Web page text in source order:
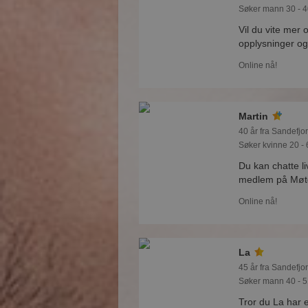
Søker mann 30 -
Vil du vite mer
opplysninger
Online nå!
Martin
40 år fra
Søker kvinne 20 -
Du kan chatte
medlem på
Online nå!
La
45 år fra
Søker mann 40 -
Tror du La har